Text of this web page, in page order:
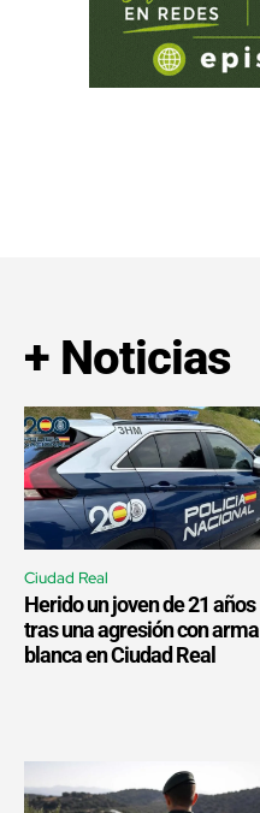
+ Noticias
Ciudad Real
Herido un joven de 21 años
tras una agresión con arma
blanca en Ciudad Real